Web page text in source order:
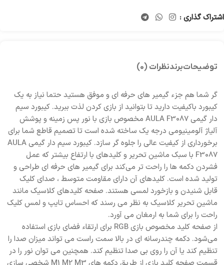
اشتراک گذاری :
توضیحاتبرندنظرات (0)
گر شما هم جزء گیمیر های حرفه ای و موفق هستید حتما نیاز به یک
کیبورد باکیفیت دارید تا بتوانید از بازی کردن لذت ببرید. کیبورد سیم
دار گیمی AULA F3087 مخصوص بازی با نور پس زمینه و پوشش
آلیاژ آلومینیومی درجه یک ساخته شده است تا تصمیم قاطع شما برای
برخورداری از کیفیت عالی را جلوه گر سازد. کیبورد سیم دار گیمی AULA
F3087 با سبک ماشین تحریر و کلیدهای با ارتفاع بیشتر که عمل
فشردن دکمه ها را راحت تر می‌کند برای گیمیر های حرفه ای طراحی و
تولید شده است. کلیدهای آن دارای مقاومت متوسط ​​، صدای کلیک
قابل شنیدن و بازخورد لمسی هستند. صفحه کلیدهای کلاسیک مانند
ماشین تحریر کلاسیک به نظر می رسند که احساس تایپ و لمس کلیک
راحت را برای شما به ارمغان می آورد.
از صفحه کلید مخصوص بازی RGB برای ارتقاء فضای بازی استفاده
می‌شود. دکمه چندرسانه ای در بالا سمت راست می تواند میزان صدا را
تنظیم کند یا آن را روی بی صدا تنظیم کند. همچنین می توان نور را در